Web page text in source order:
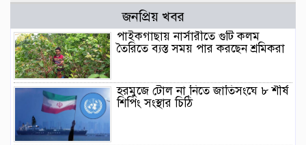
জনপ্রিয় খবর
পাইকগাছায় নার্সারীতে গুটি কলম
তৈরিতে ব্যস্ত সময় পার করছেন শ্রমিকরা
হরমুজে টোল না নিতে জাতিসংঘে ৮ শীর্ষ
শিপিং সংস্থার চিঠি